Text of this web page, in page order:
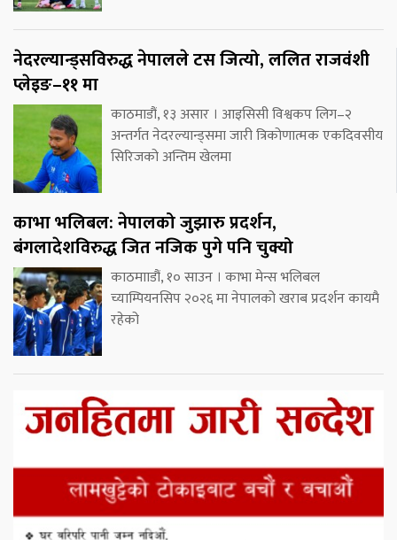
नेदरल्यान्ड्सविरुद्ध नेपालले टस जित्यो, ललित राजवंशी
प्लेइङ–११ मा
काठमाडौं, १३ असार । आइसिसी विश्वकप लिग–२
अन्तर्गत नेदरल्यान्ड्समा जारी त्रिकोणात्मक एकदिवसीय
सिरिजको अन्तिम खेलमा
काभा भलिबल: नेपालको जुझारु प्रदर्शन,
बंगलादेशविरुद्ध जित नजिक पुगे पनि चुक्यो
काठमााडौं, १० साउन । काभा मेन्स भलिबल
च्याम्पियनसिप २०२६ मा नेपालको खराब प्रदर्शन कायमै
रहेको